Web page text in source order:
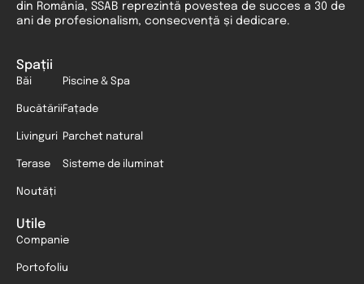
din România, SSAB reprezintă povestea de succes a 30 de
ani de profesionalism, consecvență și dedicare.
Spații
Băi
Bucătării
Livinguri
Terase
Noutăți
Piscine & Spa
Fațade
Parchet natural
Sisteme de iluminat
Utile
Companie
Portofoliu